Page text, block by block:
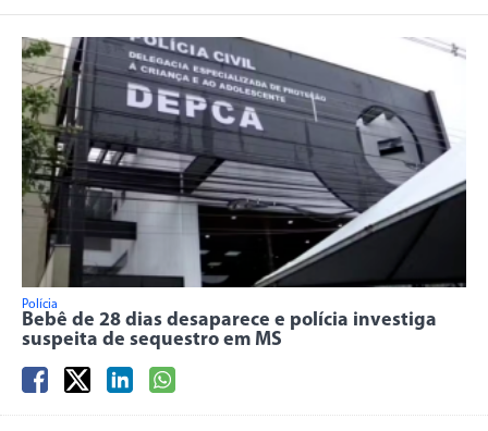
Polícia
Bebê de 28 dias desaparece e polícia investiga
suspeita de sequestro em MS